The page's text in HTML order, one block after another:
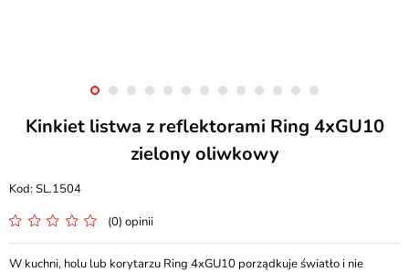
Kinkiet listwa z reflektorami Ring 4xGU10
zielony oliwkowy
SL.1504
(0) opinii
W kuchni, holu lub korytarzu Ring 4xGU10 porządkuje światło i nie